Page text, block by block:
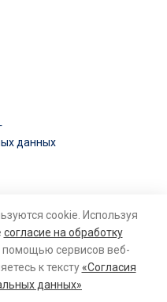
данных
и электроники
cookie. Используя
согласие на обработку
помощью сервисов веб-
к тексту«Согласия
данных»